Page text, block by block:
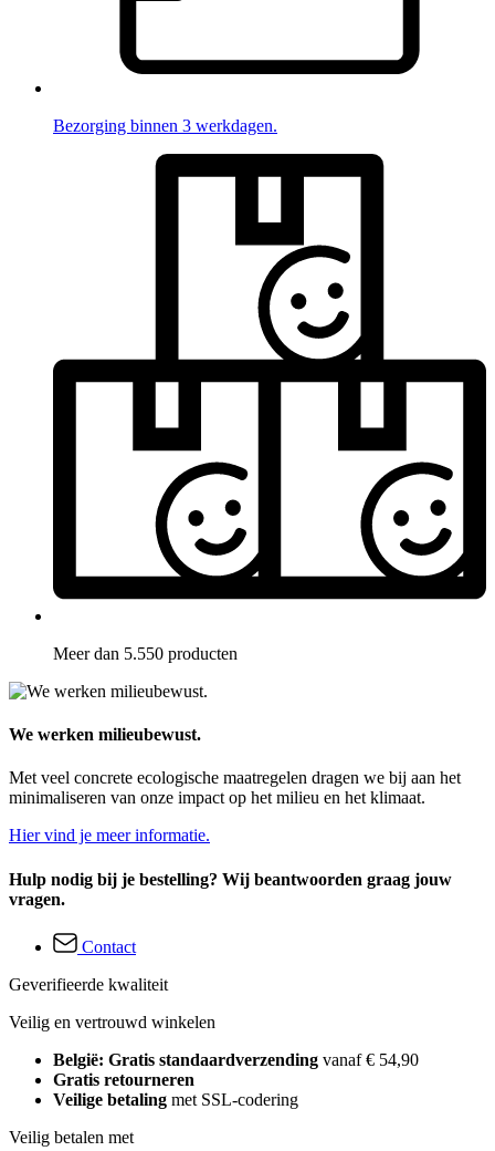
Bezorging binnen 3 werkdagen.
Meer dan 5.550 producten
We werken milieubewust.
Met veel concrete ecologische maatregelen dragen we bij aan het
minimaliseren van onze impact op het milieu en het klimaat.
Hier vind je meer informatie.
Hulp nodig bij je bestelling? Wij beantwoorden graag jouw
vragen.
Contact
Geverifieerde kwaliteit
Veilig en vertrouwd winkelen
België: Gratis standaardverzending vanaf € 54,90
Gratis retourneren
Veilige betaling met SSL-codering
Veilig betalen met